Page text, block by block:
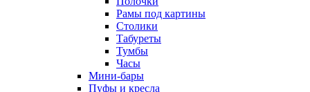
Рамы под картины
Столики
Табуреты
Тумбы
Часы
Мини-бары
Пуфы и кресла